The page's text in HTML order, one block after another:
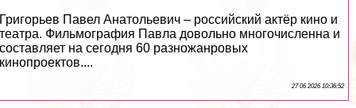
Григорьев Павел Анатольевич – российский актёр кино и
театра. Фильмография Павла довольно многочисленна и
составляет на сегодня 60 разножанровых
кинопроектов....
27 06 2026 10:36:52